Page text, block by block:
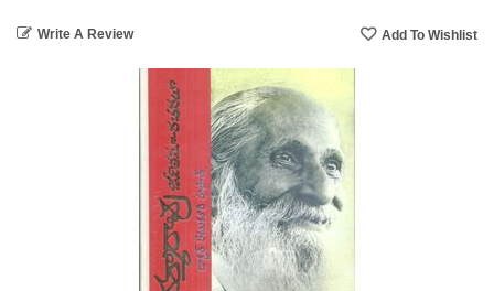
Write A Review